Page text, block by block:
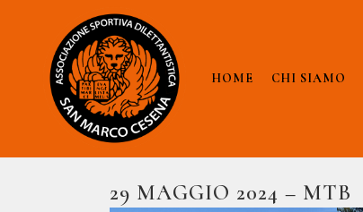
HOME CHI SIAMO
29 MAGGIO 2024 – MTB